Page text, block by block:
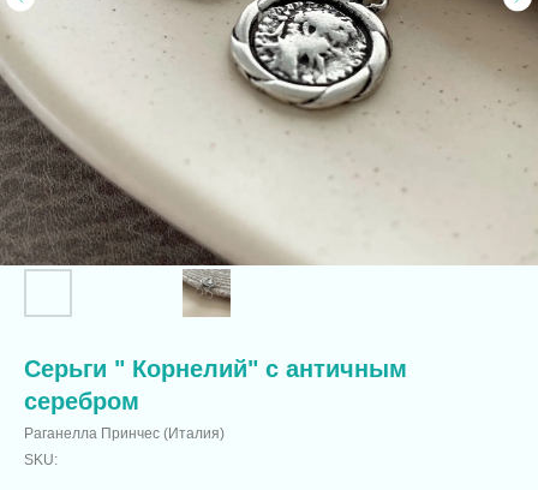
Серьги " Корнелий" с античным
серебром
Раганелла Принчес (Италия)
SKU: